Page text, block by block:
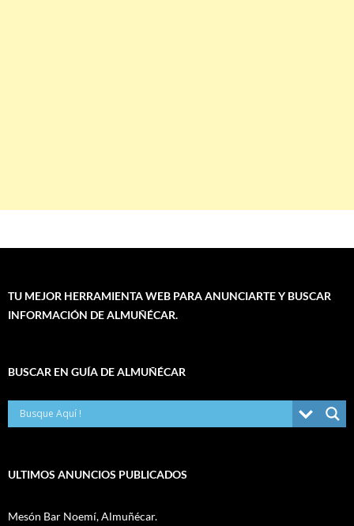
TU MEJOR HERRAMIENTA WEB PARA ANUNCIARTE Y BUSCAR
INFORMACIÓN DE ALMUÑÉCAR.
BUSCAR EN GUÍA DE ALMUÑÉCAR
ULTIMOS ANUNCIOS PUBLICADOS
Mesón Bar Noemí, Almuñécar.